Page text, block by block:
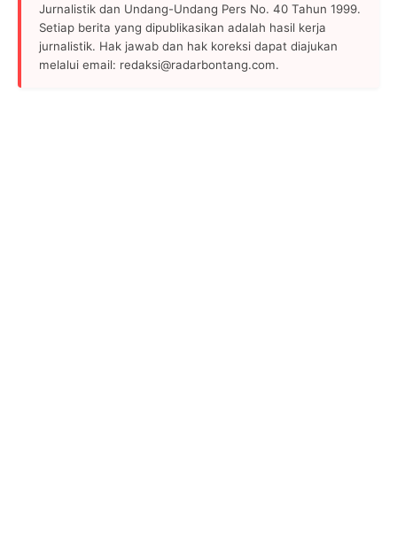
Jurnalistik dan Undang-Undang Pers No. 40 Tahun 1999.
Setiap berita yang dipublikasikan adalah hasil kerja
jurnalistik. Hak jawab dan hak koreksi dapat diajukan
melalui email: redaksi@radarbontang.com.